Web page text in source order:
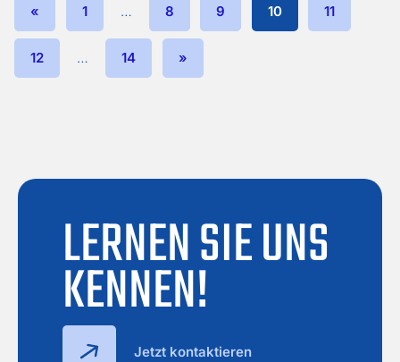
« 1 … 8 9 10 11
12 … 14 »
LERNEN SIE UNS
KENNEN!
Jetzt kontaktieren